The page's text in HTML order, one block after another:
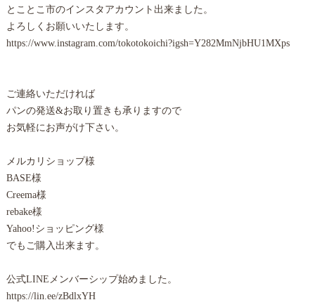
とことこ市のインスタアカウント出来ました。
よろしくお願いいたします。
https://www.instagram.com/tokotokoichi?igsh=Y282MmNjbHU1MXps
ご連絡いただければ
パンの発送&お取り置きも承りますので
お気軽にお声がけ下さい。
メルカリショップ様
BASE様
Creema様
rebake様
Yahoo!ショッピング様
でもご購入出来ます。
公式LINEメンバーシップ始めました。
https://lin.ee/zBdlxYH